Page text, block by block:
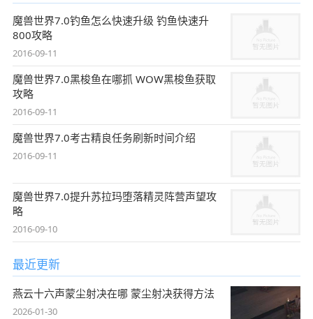
魔兽世界7.0钓鱼怎么快速升级 钓鱼快速升
800攻略
2016-09-11
魔兽世界7.0黑梭鱼在哪抓 WOW黑梭鱼获取
攻略
2016-09-11
魔兽世界7.0考古精良任务刷新时间介绍
2016-09-11
魔兽世界7.0提升苏拉玛堕落精灵阵营声望攻
略
2016-09-10
最近更新
燕云十六声蒙尘射决在哪 蒙尘射决获得方法
2026-01-30